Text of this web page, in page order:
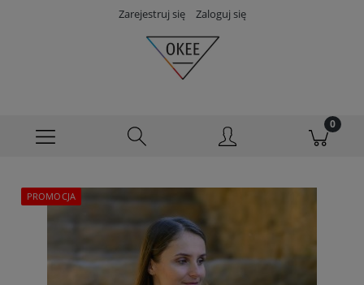
Zarejestruj się Zaloguj się
PROMOCJA